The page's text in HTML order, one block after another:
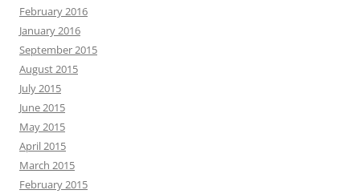
February 2016
January 2016
September 2015
August 2015
July 2015
June 2015
May 2015
April 2015
March 2015
February 2015